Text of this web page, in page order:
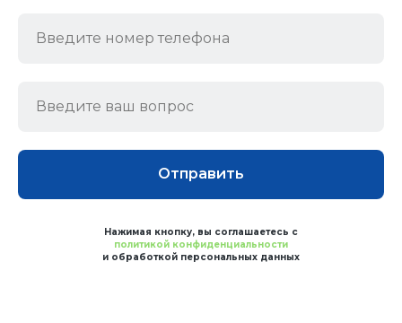
Отправить
Нажимая кнопку, вы соглашаетесь с
политикой конфиденциальности
и обработкой персональных данных